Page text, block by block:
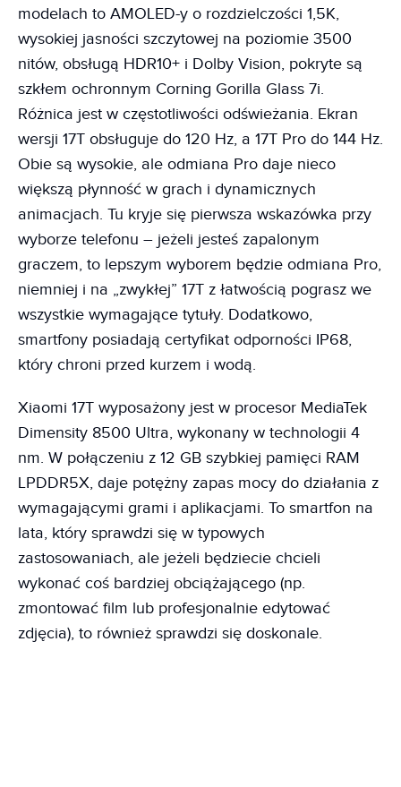
modelach to AMOLED-y o rozdzielczości 1,5K,
wysokiej jasności szczytowej na poziomie 3500
nitów, obsługą HDR10+ i Dolby Vision, pokryte są
szkłem ochronnym Corning Gorilla Glass 7i.
Różnica jest w częstotliwości odświeżania. Ekran
wersji 17T obsługuje do 120 Hz, a 17T Pro do 144 Hz.
Obie są wysokie, ale odmiana Pro daje nieco
większą płynność w grach i dynamicznych
animacjach. Tu kryje się pierwsza wskazówka przy
wyborze telefonu – jeżeli jesteś zapalonym
graczem, to lepszym wyborem będzie odmiana Pro,
niemniej i na „zwykłej” 17T z łatwością pograsz we
wszystkie wymagające tytuły. Dodatkowo,
smartfony posiadają certyfikat odporności IP68,
który chroni przed kurzem i wodą.
Xiaomi 17T wyposażony jest w procesor MediaTek
Dimensity 8500 Ultra, wykonany w technologii 4
nm. W połączeniu z 12 GB szybkiej pamięci RAM
LPDDR5X, daje potężny zapas mocy do działania z
wymagającymi grami i aplikacjami. To smartfon na
lata, który sprawdzi się w typowych
zastosowaniach, ale jeżeli będziecie chcieli
wykonać coś bardziej obciążającego (np.
zmontować film lub profesjonalnie edytować
zdjęcia), to również sprawdzi się doskonale.